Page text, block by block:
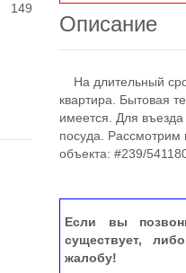
149
Описание
На длительный
квартира. Бытовая
имеется. Для
посуда.
объекта: #239/
Если вы
существует,
жалобу!